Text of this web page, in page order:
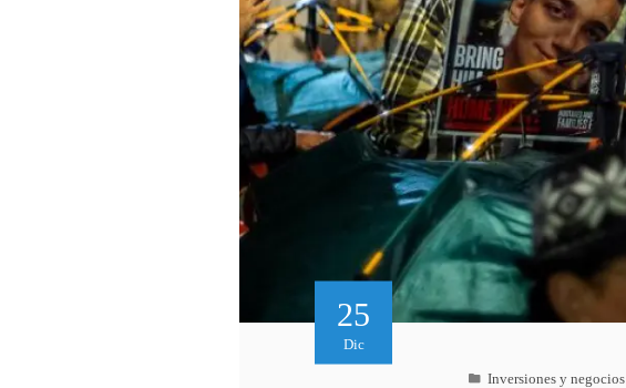
25
Dic
Inversiones y negocios